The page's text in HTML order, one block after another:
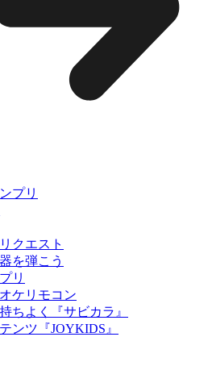
プリ
クエスト
を弾こう
リ
ケリモコン
ちよく『サビカラ』
ンツ『JOYKIDS』